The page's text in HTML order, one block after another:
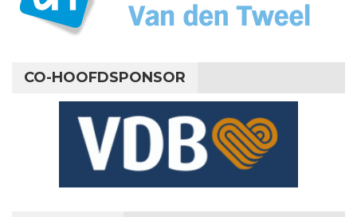
CO-HOOFDSPONSOR